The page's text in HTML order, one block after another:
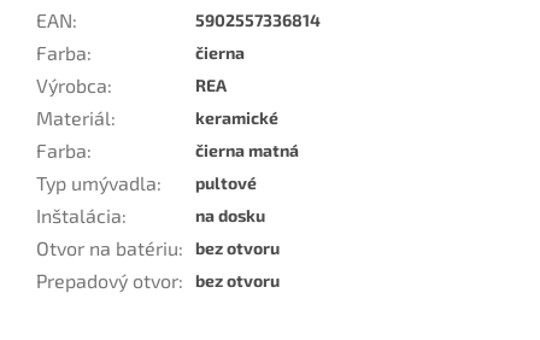
EAN: 5902557336814
Farba: čierna
Výrobca: REA
Materiál: keramické
Farba: čierna matná
Typ umývadla: pultové
Inštalácia: na dosku
Otvor na batériu: bez otvoru
Prepadový otvor: bez otvoru